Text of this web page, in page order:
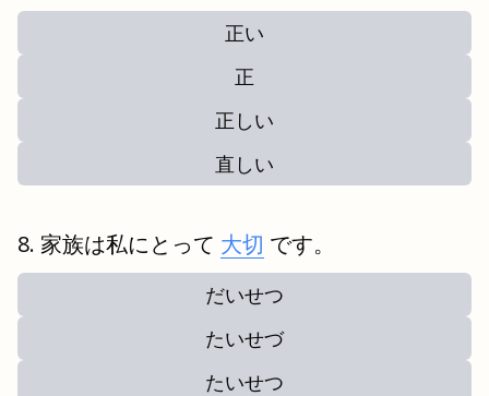
正い
正
正しい
直しい
家族は私にとって 大切 です。
だいせつ
たいせづ
たいせつ